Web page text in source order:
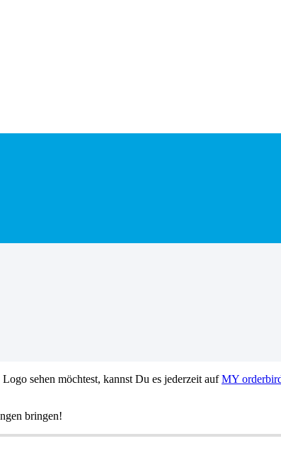
sehen möchtest, kannst Du es jederzeit aufMY
bringen!